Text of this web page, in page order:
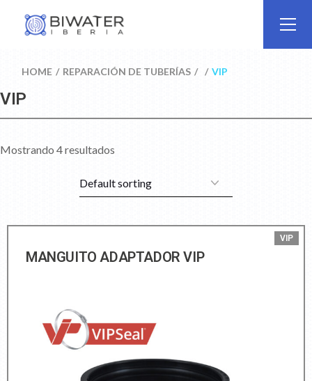
HOME REPARACIÓN DE TUBERÍAS VIP
VIP
Mostrando 4 resultados
MANGUITO ADAPTADOR VIP
VIP